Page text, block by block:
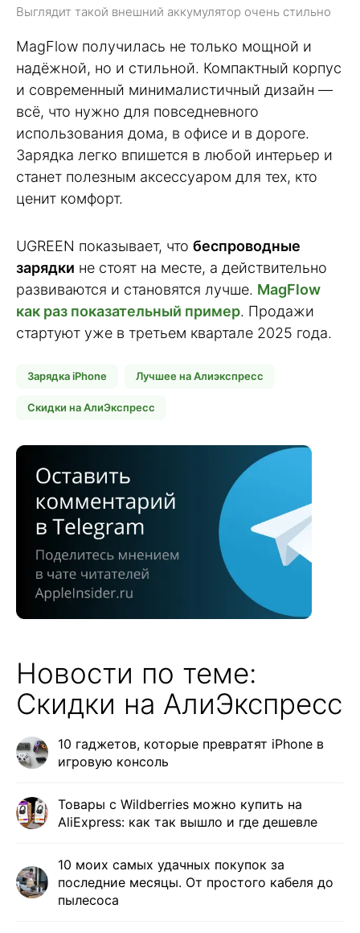
Выглядит такой внешний аккумулятор очень стильно
MagFlow получилась не только мощной и
надёжной, но и стильной. Компактный корпус
и современный минималистичный дизайн —
всё, что нужно для повседневного
использования дома, в офисе и в дороге.
Зарядка легко впишется в любой интерьер и
станет полезным аксессуаром для тех, кто
ценит комфорт.
UGREEN показывает, что беспроводные
зарядки не стоят на месте, а действительно
развиваются и становятся лучше. MagFlow
как раз показательный пример. Продажи
стартуют уже в третьем квартале 2025 года.
Зарядка iPhone Лучшее на Алиэкспресс
Скидки на АлиЭкспресс
Новости по теме:
Скидки на АлиЭкспресс
10 гаджетов, которые превратят iPhone в
игровую консоль
Товары с Wildberries можно купить на
AliExpress: как так вышло и где дешевле
10 моих самых удачных покупок за
последние месяцы. От простого кабеля до
пылесоса